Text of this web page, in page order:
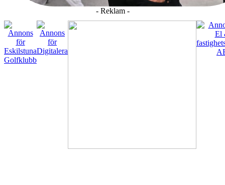
- Reklam -